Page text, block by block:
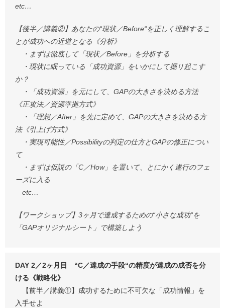
etc…
【後半／講義②】あなたの“現状／Before“を正しく理解するこ
とが成功への近道となる《分析》
・まずは徹底して「現状／Before」を分析する
・現状に眠っている「成功資源」をいかにして掘り起こす
か？
・「成功資源」を元にして、GAPの大きさを決める方法
《正攻法／資源準拠方式》
・「理想／After」を先に定めて、GAPの大きさを決める方
法《引上げ方式》
・実現可能性／Possibilityの判定の仕方とGAPの修正につい
て
・まずは仮説の「C／How」を置いて、とにかく遂行のフェ
ーズに入る
etc…
【ワークショップ】3ヶ月で達成するための“小さな成功“を
「GAPオリジナルシート」で構築しよう
DAY 2／2ヶ月目 “C／達成の手段“の精度が達成の成否を分
ける《戦略化》
【前半／講義①】成功するために不可欠な「成功情報」を
入手せよ